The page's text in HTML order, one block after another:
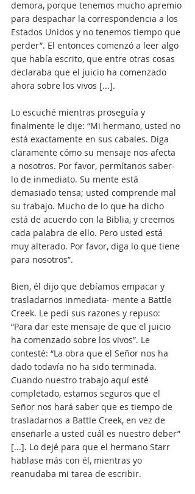
demora, porque tenemos mucho apremio
para despachar la correspondencia a los
Estados Unidos y no tenemos tiempo que
perder”. El entonces comenzó a leer algo
que había escrito, que entre otras cosas
declaraba que el juicio ha comenzado
ahora sobre los vivos [...].
Lo escuché mientras proseguía y
finalmente le dije: “Mi hermano, usted no
está exactamente en sus cabales. Diga
claramente cómo su mensaje nos afecta
a nosotros. Por favor, permítanos saber-
lo de inmediato. Su mente está
demasiado tensa; usted comprende mal
su trabajo. Mucho de lo que ha dicho
está de acuerdo con la Biblia, y creemos
cada palabra de ello. Pero usted está
muy alterado. Por favor, diga lo que tiene
para nosotros”.
Bien, él dijo que debíamos empacar y
trasladarnos inmediata- mente a Battle
Creek. Le pedí sus razones y repuso:
“Para dar este mensaje de que el juicio
ha comenzado sobre los vivos”. Le
contesté: “La obra que el Señor nos ha
dado todavía no ha sido terminada.
Cuando nuestro trabajo aquí esté
completado, estamos seguros que el
Señor nos hará saber que es tiempo de
trasladarnos a Battle Creek, en vez de
enseñarle a usted cuál es nuestro deber”
[...]. Lo dejé para que el hermano Starr
hablase más con él, mientras yo
reanudaba mi tarea de escribir.